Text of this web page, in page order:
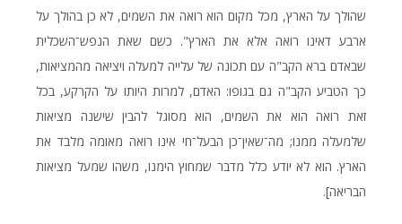
שהולך על הארץ, מכל מקום הוא רואה את השמים, לא כן בהולך על
ארבע דאינו רואה אלא את הארץ". כשם שאת הנפש־השכלית
שבאדם ברא הקב"ה עם תכונה של עלייה למעלה ויציאה מהמציאות,
כך הטביע הקב"ה גם בגופו: האדם, למרות היותו על הקרקע, בכל
זאת רואה הוא את השמים, הוא מסוגל להבין שישנה מציאות
שלמעלה ממנו; מה־שאין־כן הבעל־חי אינו רואה מאומה מלבד את
הארץ. הוא לא יודע כלל מדבר שמחוץ הימנו, משהו שמעל מציאות
הבריאה].